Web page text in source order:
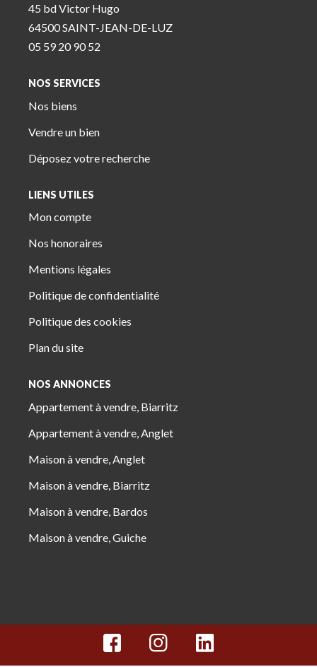
45 bd Victor Hugo
64500 SAINT-JEAN-DE-LUZ
05 59 20 90 52
NOS SERVICES
Nos biens
Vendre un bien
Déposez votre recherche
LIENS UTILES
Mon compte
Nos honoraires
Mentions légales
Politique de confidentialité
Politique des cookies
Plan du site
NOS ANNONCES
Appartement à vendre, Biarritz
Appartement à vendre, Anglet
Maison à vendre, Anglet
Maison à vendre, Biarritz
Maison à vendre, Bardos
Maison à vendre, Guiche